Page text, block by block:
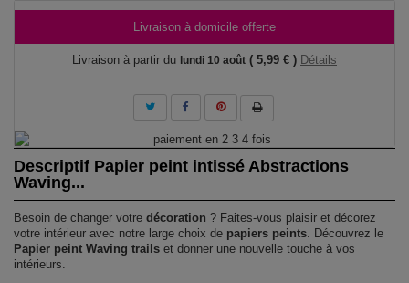
Livraison à domicile offerte
Livraison à partir du lundi 10 août ( 5,99 € ) Détails
Descriptif Papier peint intissé Abstractions
Waving...
Besoin de changer votre décoration ? Faites-vous plaisir et décorez
votre intérieur avec notre large choix de papiers peints. Découvrez le
Papier peint Waving trails et donner une nouvelle touche à vos
intérieurs.